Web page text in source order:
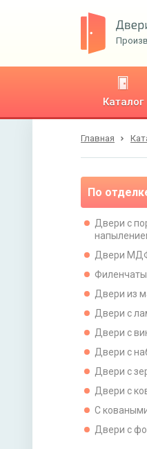
Каталог
Главная
По
Двери с
Двери
Двери из
Двери с
Двери с
Двери с
Двери с
Двери с
С
Двери с